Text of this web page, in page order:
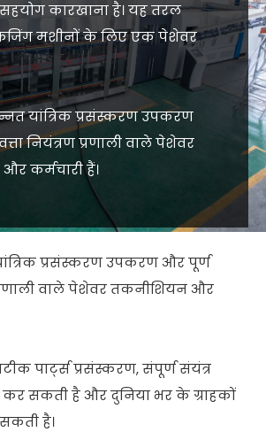
कारखाना है। यह तरल
मशीनों के लिए एक पेशेवर
यांत्रिक प्रसंस्करण उपकरण
नियंत्रण प्रणाली वाले पेशेवर
कर्मचारी हैं।
प्रसंस्करण उपकरण और पूर्ण
वाले पेशेवर तकनीशियन और
पार्ट्स प्रसंस्करण, संपूर्ण संयंत्र
कर सकती है और दुनिया भर के ग्राहकों
है।